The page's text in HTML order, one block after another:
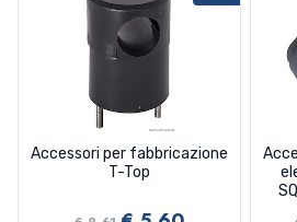
Accessori per fabbricazione
T-Top